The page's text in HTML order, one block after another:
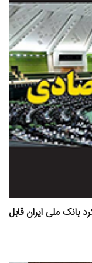
بانک ملی ایران قابل